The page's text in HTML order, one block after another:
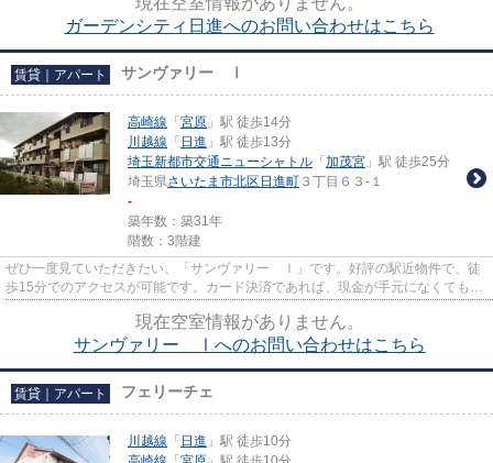
ガーデンシティ日進へのお問い合わせはこちら
賃貸｜アパート サンヴァリー Ⅰ
高崎線 「 宮原 」駅 徒歩14分
川越線 「 日進 」駅 徒歩13分
埼玉新都市交通ニューシャトル 「 加茂宮 」駅 徒歩25分
埼玉県さいたま市北区 日進町 ３丁目６３-１
-
築年数：築31年
階数：3階建
ぜひ一度見ていただきたい、「サンヴァリー Ⅰ」です。好評の駅近物件で、徒
歩15分でのアクセスが可能です。カード決済であれば、現金が手元になくてもお
現在空室情報がありません。
サンヴァリー Ⅰへのお問い合わせはこちら
賃貸｜アパート フェリーチェ
川越線 「 日進 」駅 徒歩10分